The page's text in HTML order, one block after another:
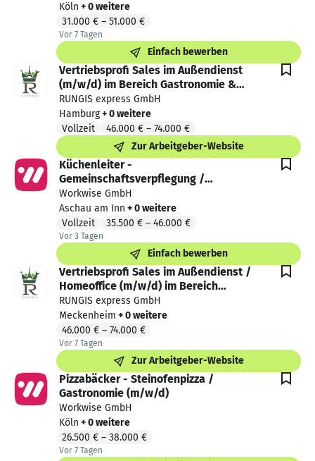
Köln + 0 weitere
31.000 € – 51.000 €
Vor 7 Tagen
Vor 7 Tagen veröffentlicht
Einfach bewerben
Vertriebsprofi Sales im Außendienst
(m/w/d) im Bereich Gastronomie &
Hotellerie für das Verkaufsgebiet
Hamburg und Umgebung
RUNGIS express GmbH
Hamburg+ 0 weitere
Vollzeit
46.000 € – 74.000 €
Zur Arbeitgeber-Website
Küchenleiter -
Gemeinschaftsverpflegung /
Gastronomie (m/w/d)
Workwise GmbH
Aschau am Inn + 0 weitere
Vollzeit
35.500 € – 46.000 €
Vor 3 Tagen
Vor 3 Tagen veröffentlicht
Einfach bewerben
Vertriebsprofi Sales im Außendienst /
Homeoffice (m/w/d) im Bereich
Gastronomie & Hotellerie für
Verkaufsgebiet Luxemburg / Elsass
RUNGIS express GmbH
Meckenheim + 0 weitere
46.000 € – 74.000 €
Vor 7 Tagen
Vor 7 Tagen veröffentlicht
Zur Arbeitgeber-Website
Pizzabäcker - Steinofenpizza /
Gastronomie (m/w/d)
Workwise GmbH
Köln + 0 weitere
26.500 € – 38.000 €
Vor 7 Tagen
Vor 7 Tagen veröffentlicht